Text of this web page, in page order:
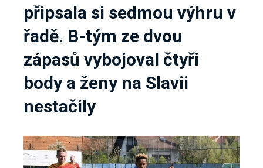
připsala si sedmou výhru v
řadě. B-tým ze dvou
zápasů vybojoval čtyři
body a ženy na Slavii
nestačily